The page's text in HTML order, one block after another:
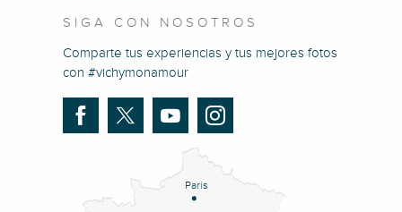
SIGA CON NOSOTROS
Comparte tus experiencias y tus mejores fotos
con #vichymonamour
Paris